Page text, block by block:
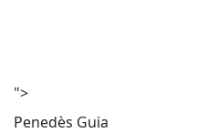
">
Penedès Guia